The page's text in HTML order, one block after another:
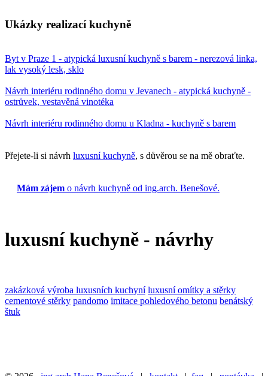
Ukázky realizací kuchyně
Byt v Praze 1 - atypická luxusní kuchyně s barem - nerezová linka,
lak vysoký lesk, sklo
Návrh interiéru rodinného domu v Jevanech - atypická kuchyně -
ostrůvek, vestavěná vinotéka
Návrh interiéru rodinného domu u Kladna - kuchyně s barem
Přejete-li si návrh luxusní kuchyně, s důvěrou se na mě obraťte.
Mám zájem o návrh kuchyně od ing.arch. Benešové.
luxusní kuchyně - návrhy
zakázková výroba luxusních kuchyní luxusní omítky a stěrky
cementové stěrky pandomo imitace pohledového betonu benátský
štuk